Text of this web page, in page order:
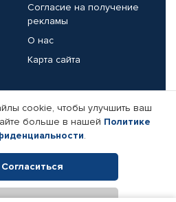
Согласие на получение
рекламы
О нас
Карта сайта
Реквизиты компании
cookie, чтобы улучшить ваш
больше в нашей Политике
.
Согласиться